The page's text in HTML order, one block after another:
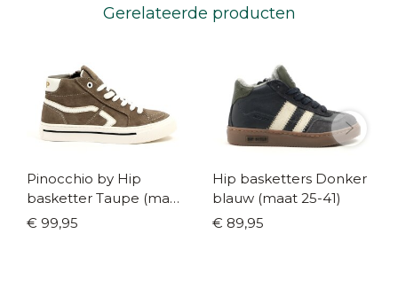
Gerelateerde producten
Pinocchio by Hip
basketter Taupe (maat
31-41)
€ 99,95
Hip basketters Donker
blauw (maat 25-41)
€ 89,95